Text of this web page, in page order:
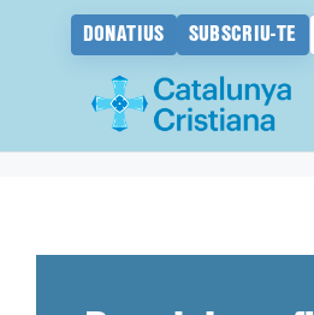
DONATIUS SUBSCRIU-TE